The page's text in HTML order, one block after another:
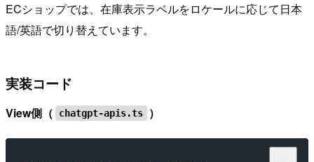
ECショップでは、在庫表示ラベルをロケールに応じて日本
語/英語で切り替えています。
実装コード
View側（ chatgpt-apis.ts ）